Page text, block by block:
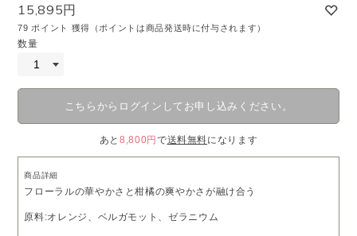
15,895円
79 ポイント 獲得（ポイントは商品発送時に付与されます）
数量
こちらからログインしてお申し込みください。
あと8,800円 で送料無料になります
商品詳細
フローラルの華やかさと柑橘の爽やかさが融け合う
原料:オレンジ、ベルガモット、ゼラニウム